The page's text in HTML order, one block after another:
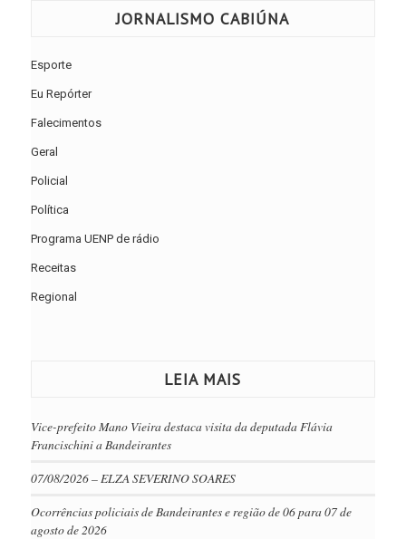
JORNALISMO CABIÚNA
Esporte
Eu Repórter
Falecimentos
Geral
Policial
Política
Programa UENP de rádio
Receitas
Regional
LEIA MAIS
Vice-prefeito Mano Vieira destaca visita da deputada Flávia
Francischini a Bandeirantes
07/08/2026 – ELZA SEVERINO SOARES
Ocorrências policiais de Bandeirantes e região de 06 para 07 de
agosto de 2026